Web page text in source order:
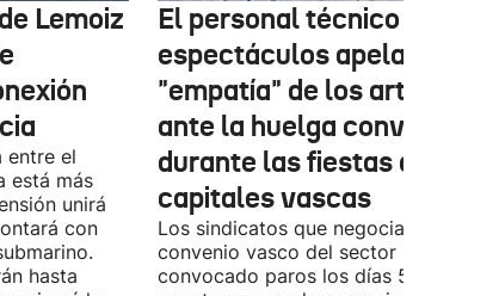
Lemoiz
entre el
está más
unirá
con
hasta
El personal técnico de
espectáculos apela a la
"empatía" de los artistas
ante la huelga convocada
durante las fiestas de las
capitales vascas
Los sindicatos que negocian el
convenio vasco del sector han
convocado paros los días 5, 14 y 26